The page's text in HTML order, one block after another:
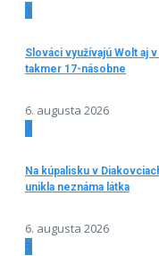
1
Slováci využívajú Wolt aj
takmer 17-násobne
6. augusta 2026
2
Na kúpalisku v
unikla neznáma látka
6. augusta 2026
3